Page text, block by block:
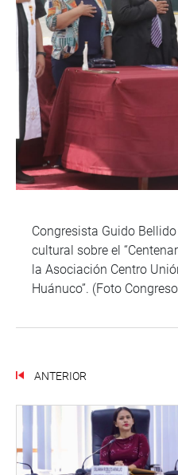
Congresista Guido
cultural sobre el
la Asociación Centro
Huánuco”. (Foto
ANTERIOR